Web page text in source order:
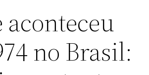
aconteceu
no Brasil: